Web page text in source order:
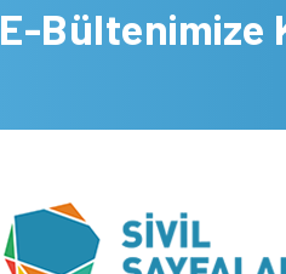
E-Bültenimize